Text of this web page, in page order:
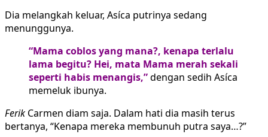
Dia melangkah keluar, Asíca putrinya sedang
menunggunya.
“Mama coblos yang mana?, kenapa terlalu
lama begitu? Hei, mata Mama merah sekali
seperti habis menangis,”dengan sedih Asíca
memeluk ibunya.
Ferik Carmen diam saja. Dalam hati dia masih terus
bertanya, “Kenapa mereka membunuh putra saya…?”